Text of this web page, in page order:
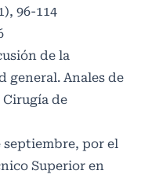
96-114
de la
general. Anales de
Cirugía de
septiembre, por el
Superior en